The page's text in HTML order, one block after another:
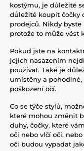
kostýmu, je důležité
důležité koupit čočky
prodejců. Nikdy
protože to může vést
Pokud jste na
jejich nasazením
používat. Také je
umístěny a
poškození očí.
Co se týče stylů,
které mohou změnit
duhy, čočky, které
oči nebo vlčí oči,
oči budou vypadat